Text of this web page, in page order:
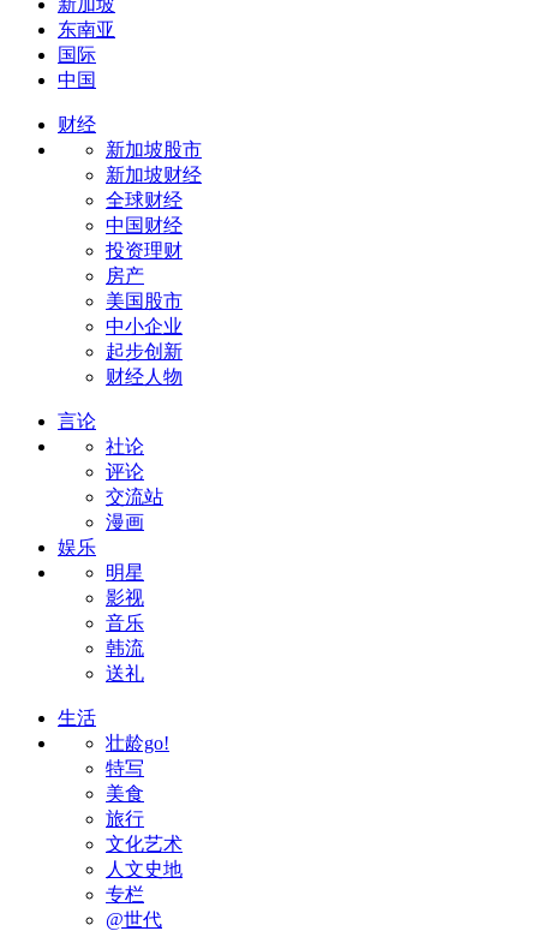
新加坡
东南亚
国际
中国
财经
新加坡股市
新加坡财经
全球财经
中国财经
投资理财
房产
美国股市
中小企业
起步创新
财经人物
言论
社论
评论
交流站
漫画
娱乐
明星
影视
音乐
韩流
送礼
生活
壮龄go!
特写
美食
旅行
文化艺术
人文史地
专栏
@世代